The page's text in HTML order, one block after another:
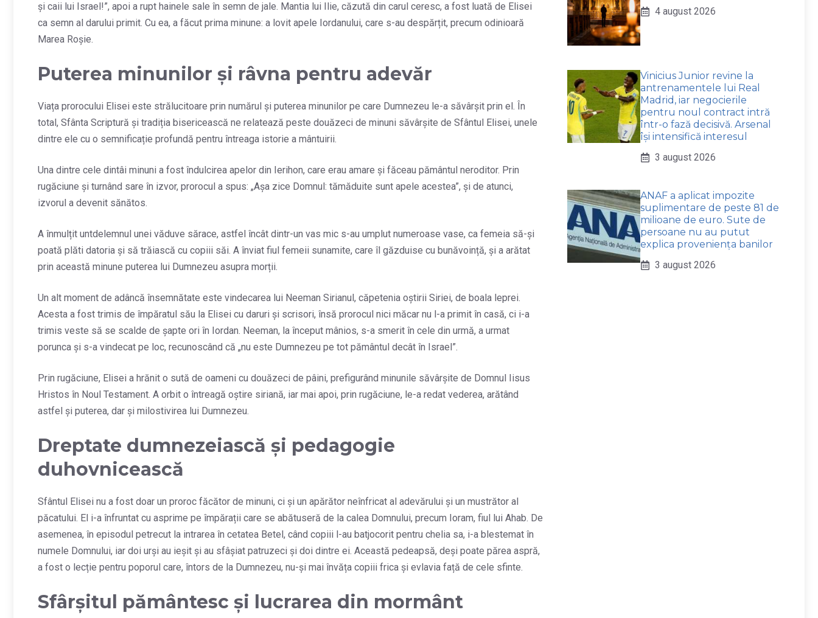
și caii lui Israel!”, apoi a rupt hainele sale în semn de jale. Mantia lui Ilie, căzută din carul ceresc, a fost luată de Elisei
ca semn al darului primit. Cu ea, a făcut prima minune: a lovit apele Iordanului, care s-au despărțit, precum odinioară
Marea Roșie.
Puterea minunilor și râvna pentru adevăr
Viața prorocului Elisei este strălucitoare prin numărul și puterea minunilor pe care Dumnezeu le-a săvârșit prin el. În
total, Sfânta Scriptură și tradiția bisericească ne relatează peste douăzeci de minuni săvârșite de Sfântul Elisei, unele
dintre ele cu o semnificație profundă pentru întreaga istorie a mântuirii.
Una dintre cele dintâi minuni a fost îndulcirea apelor din Ierihon, care erau amare și făceau pământul neroditor. Prin
rugăciune și turnând sare în izvor, prorocul a spus: „Așa zice Domnul: tămăduite sunt apele acestea”, și de atunci,
izvorul a devenit sănătos.
A înmulțit untdelemnul unei văduve sărace, astfel încât dintr-un vas mic s-au umplut numeroase vase, ca femeia să-și
poată plăti datoria și să trăiască cu copiii săi. A înviat fiul femeii sunamite, care îl găzduise cu bunăvoință, și a arătat
prin această minune puterea lui Dumnezeu asupra morții.
Un alt moment de adâncă însemnătate este vindecarea lui Neeman Sirianul, căpetenia oștirii Siriei, de boala leprei.
Acesta a fost trimis de împăratul său la Elisei cu daruri și scrisori, însă prorocul nici măcar nu l-a primit în casă, ci i-a
trimis veste să se scalde de șapte ori în Iordan. Neeman, la început mânios, s-a smerit în cele din urmă, a urmat
porunca și s-a vindecat pe loc, recunoscând că „nu este Dumnezeu pe tot pământul decât în Israel”.
Prin rugăciune, Elisei a hrănit o sută de oameni cu douăzeci de pâini, prefigurând minunile săvârșite de Domnul Iisus
Hristos în Noul Testament. A orbit o întreagă oștire siriană, iar mai apoi, prin rugăciune, le-a redat vederea, arătând
astfel și puterea, dar și milostivirea lui Dumnezeu.
Dreptate dumnezeiască și pedagogie
duhovnicească
Sfântul Elisei nu a fost doar un proroc făcător de minuni, ci și un apărător neînfricat al adevărului și un mustrător al
păcatului. El i-a înfruntat cu asprime pe împărații care se abătuseră de la calea Domnului, precum Ioram, fiul lui Ahab. De
asemenea, în episodul petrecut la intrarea în cetatea Betel, când copiii l-au batjocorit pentru chelia sa, i-a blestemat în
numele Domnului, iar doi urși au ieșit și au sfâșiat patruzeci și doi dintre ei. Această pedeapsă, deși poate părea aspră,
a fost o lecție pentru poporul care, întors de la Dumnezeu, nu-și mai învăța copiii frica și evlavia față de cele sfinte.
Sfârșitul pământesc și lucrarea din mormânt
4 august 2026
Vinicius Junior revine la
antrenamentele lui Real
Madrid, iar negocierile
pentru noul contract intră
într-o fază decisivă. Arsenal
își intensifică interesul
3 august 2026
ANAF a aplicat impozite
suplimentare de peste 81 de
milioane de euro. Sute de
persoane nu au putut
explica proveniența banilor
3 august 2026